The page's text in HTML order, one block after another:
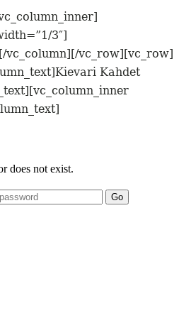
3″]
vc_column][/vc_row][vc_row]
Kahdet